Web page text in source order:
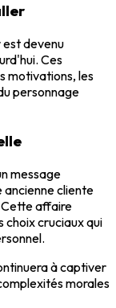
devenu
Ces
motivations, les
personnage
message
cliente
Cette affaire
choix cruciaux qui
à captiver
morales